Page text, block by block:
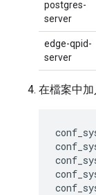
postgres-
server
edge-qpid-
server
在檔案中加